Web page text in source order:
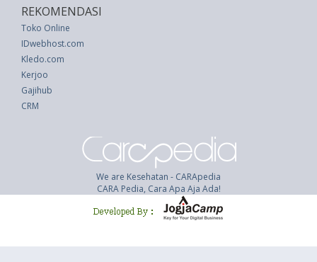
REKOMENDASI
Toko Online
IDwebhost.com
Kledo.com
Kerjoo
Gajihub
CRM
We are Kesehatan - CARApedia
CARA Pedia, Cara Apa Aja Ada!